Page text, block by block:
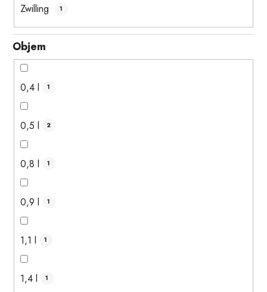
Zwilling 1
Objem
0,4 l 1
0,5 l 2
0,8 l 1
0,9 l 1
1,1 l 1
1,4 l 1